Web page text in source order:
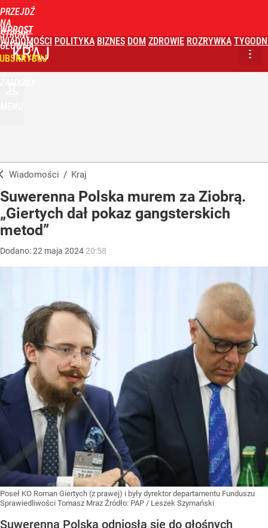
PRZEJDŹ
NA
STRONĘ
GŁÓWNĄ
WPROST
WIADOMOŚCI POLITYKA BIZNES DOM ZDROWIE ROZRYWKA
KRAJ
Wiadomości / Kraj
Suwerenna Polska murem za Ziobrą.
„Giertych dał pokaz gangsterskich
metod”
Dodano:22 maja 2024 20:58
Poseł KO Roman Giertych (z prawej) i były dyrektor departamentu Funduszu
Sprawiedliwości Tomasz Mraz Źródło: PAP / Leszek Szymański
Suwerenna Polska odniosła się do głośnych